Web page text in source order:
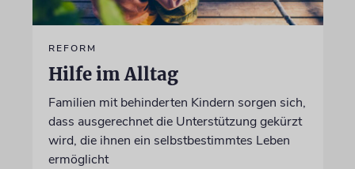
REFORM
Hilfe im Alltag
Familien mit behinderten Kindern sorgen sich,
dass ausgerechnet die Unterstützung gekürzt
wird, die ihnen ein selbstbestimmtes Leben
ermöglicht